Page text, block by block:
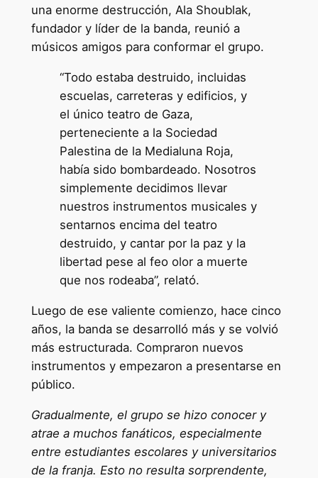
una enorme destrucción, Ala Shoublak,
fundador y líder de la banda, reunió a
músicos amigos para conformar el grupo.
“Todo estaba destruido, incluidas
escuelas, carreteras y edificios, y
el único teatro de Gaza,
perteneciente a la Sociedad
Palestina de la Medialuna Roja,
había sido bombardeado. Nosotros
simplemente decidimos llevar
nuestros instrumentos musicales y
sentarnos encima del teatro
destruido, y cantar por la paz y la
libertad pese al feo olor a muerte
que nos rodeaba”, relató.
Luego de ese valiente comienzo, hace cinco
años, la banda se desarrolló más y se volvió
más estructurada. Compraron nuevos
instrumentos y empezaron a presentarse en
público.
Gradualmente, el grupo se hizo conocer y
atrae a muchos fanáticos, especialmente
entre estudiantes escolares y universitarios
de la franja. Esto no resulta sorprendente,